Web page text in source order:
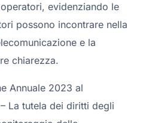
evidenziando le
possono incontrare nella
e la
chiarezza.
Annuale 2023 al
La tutela dei diritti degli